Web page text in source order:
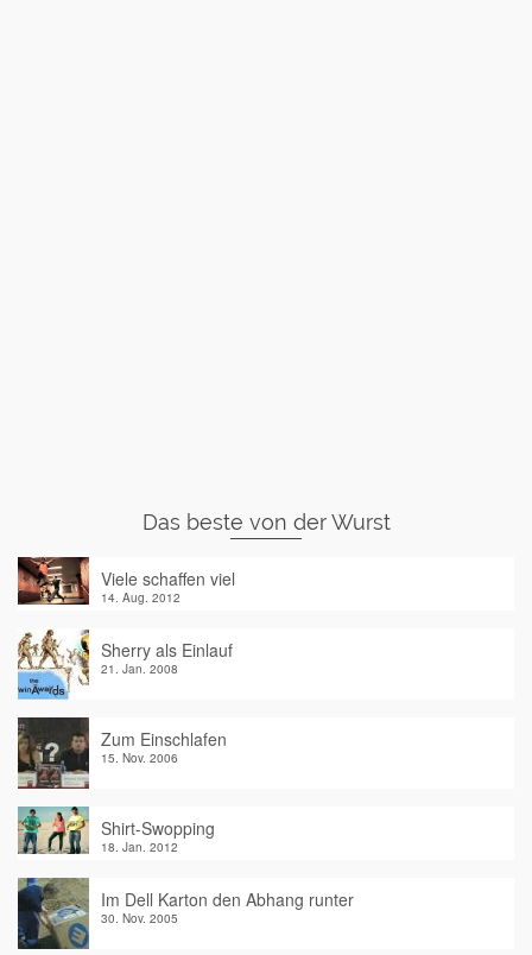
Das beste von der Wurst
Viele schaffen viel
14. Aug. 2012
Sherry als Einlauf
21. Jan. 2008
Zum Einschlafen
15. Nov. 2006
Shirt-Swopping
18. Jan. 2012
Im Dell Karton den Abhang runter
30. Nov. 2005